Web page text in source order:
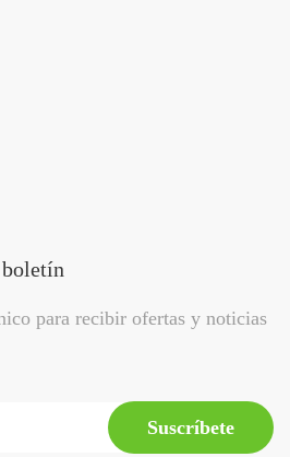
boletín
para recibir ofertas y noticias
Suscríbete